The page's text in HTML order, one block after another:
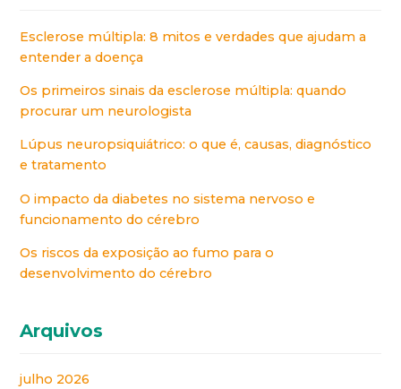
Esclerose múltipla: 8 mitos e verdades que ajudam a
entender a doença
Os primeiros sinais da esclerose múltipla: quando
procurar um neurologista
Lúpus neuropsiquiátrico: o que é, causas, diagnóstico
e tratamento
O impacto da diabetes no sistema nervoso e
funcionamento do cérebro
Os riscos da exposição ao fumo para o
desenvolvimento do cérebro
Arquivos
julho 2026